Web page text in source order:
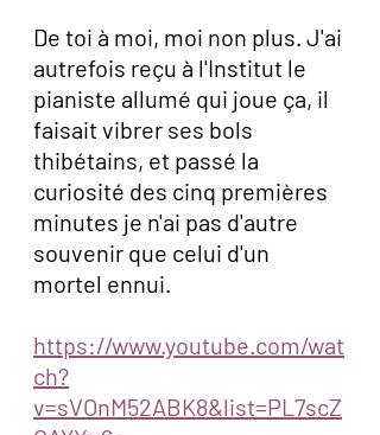
De toi à moi, moi non plus. J'ai
autrefois reçu à l'Institut le
pianiste allumé qui joue ça, il
faisait vibrer ses bols
thibétains, et passé la
curiosité des cinq premières
minutes je n'ai pas d'autre
souvenir que celui d'un
mortel ennui.
https://www.youtube.com/wat
ch?
v=sVOnM52ABK8&list=PL7scZ